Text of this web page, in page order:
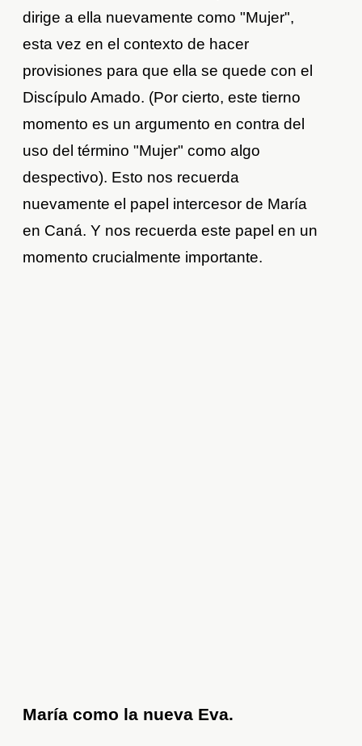
dirige a ella nuevamente como "Mujer",
esta vez en el contexto de hacer
provisiones para que ella se quede con el
Discípulo Amado. (Por cierto, este tierno
momento es un argumento en contra del
uso del término "Mujer" como algo
despectivo). Esto nos recuerda
nuevamente el papel intercesor de María
en Caná. Y nos recuerda este papel en un
momento crucialmente importante.
María como la nueva Eva.